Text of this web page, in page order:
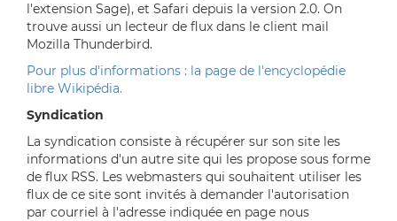
l'extension Sage), et Safari depuis la version 2.0. On
trouve aussi un lecteur de flux dans le client mail
Mozilla Thunderbird.
Pour plus d'informations : la page de l'encyclopédie
libre Wikipédia.
Syndication
La syndication consiste à récupérer sur son site les
informations d'un autre site qui les propose sous forme
de flux RSS. Les webmasters qui souhaitent utiliser les
flux de ce site sont invités à demander l'autorisation
par courriel à l'adresse indiquée en page nous